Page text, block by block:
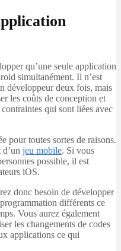
qu’une seule application
simultanément. Il n’est
développeur deux fois, mais
les coûts de conception et
qui sont liées avec
pour toutes sortes de raisons.
jeu mobile. Si vous
possible, il est
iOS.
donc besoin de développer
différents ce
Vous aurez également
les changements de codes
applications ce qui